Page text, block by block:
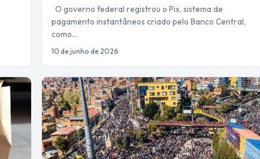
O governo federal registrou o Pix, sistema de
pagamento instantâneos criado pelo Banco Central,
como…
10 de junho de 2026